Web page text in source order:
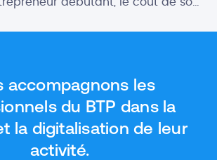
nous vous donnons […]
accompagnons les
du BTP dans la
la digitalisation de leur
activité.